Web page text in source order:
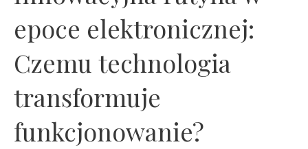
epoce elektronicznej:
Czemu technologia
transformuje
funkcjonowanie?